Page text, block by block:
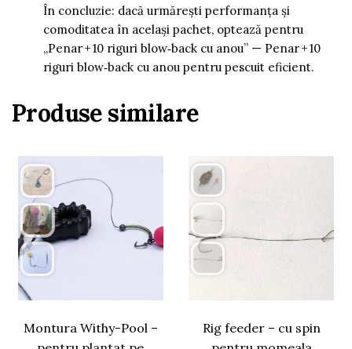
În concluzie: dacă urmăreşti performanţa şi
comoditatea în acelaşi pachet, optează pentru
„Penar + 10 riguri blow‑back cu anou” — Penar + 10
riguri blow‑back cu anou pentru pescuit eficient.
Produse similare
Montura Withy-Pool –
Rig feeder – cu spin